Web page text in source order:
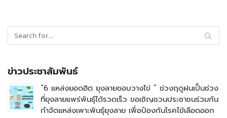
ข่าวประชาสัมพันธ์
“6 แหล่งยอดฮิต ยุงลายชอบวางไข่ ” ช่วงฤดูฝนเป็นช่วง
ที่ยุงลายแพร่พันธุ์ได้รวดเร็ว ขอเชิญชวนประชาชนร่วมกัน
กำจัดแหล่งเพาะพันธุ์ยุงลาย เพื่อป้องกันโรคไข้เลือดออก